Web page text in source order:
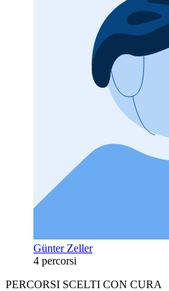
Günter Zeller
4 percorsi
PERCORSI SCELTI CON CURA